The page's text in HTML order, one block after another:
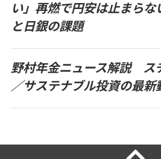
い」再燃で円安は止まら
と日銀の課題
野村年金ニュース解説 ス
／サステナブル投資の最新